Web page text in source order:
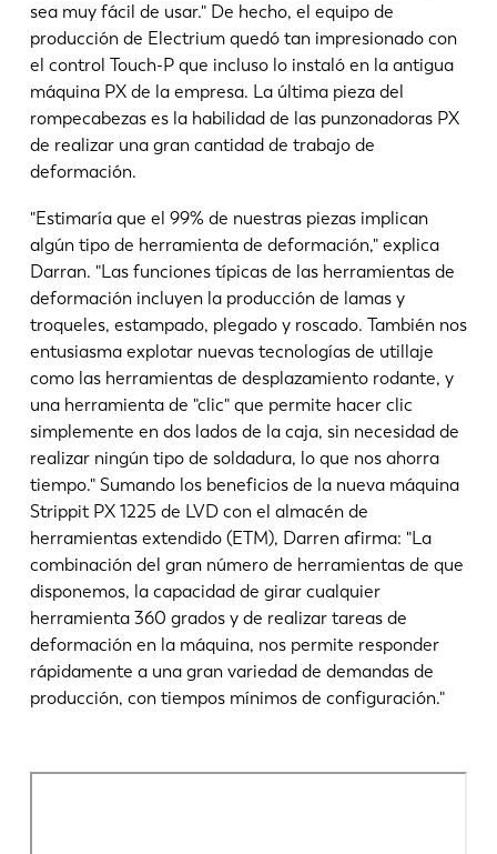
sea muy fácil de usar." De hecho, el equipo de
producción de Electrium quedó tan impresionado con
el control Touch-P que incluso lo instaló en la antigua
máquina PX de la empresa. La última pieza del
rompecabezas es la habilidad de las punzonadoras PX
de realizar una gran cantidad de trabajo de
deformación.
"Estimaría que el 99% de nuestras piezas implican
algún tipo de herramienta de deformación," explica
Darran. "Las funciones típicas de las herramientas de
deformación incluyen la producción de lamas y
troqueles, estampado, plegado y roscado. También nos
entusiasma explotar nuevas tecnologías de utillaje
como las herramientas de desplazamiento rodante, y
una herramienta de "clic" que permite hacer clic
simplemente en dos lados de la caja, sin necesidad de
realizar ningún tipo de soldadura, lo que nos ahorra
tiempo." Sumando los beneficios de la nueva máquina
Strippit PX 1225 de LVD con el almacén de
herramientas extendido (ETM), Darren afirma: "La
combinación del gran número de herramientas de que
disponemos, la capacidad de girar cualquier
herramienta 360 grados y de realizar tareas de
deformación en la máquina, nos permite responder
rápidamente a una gran variedad de demandas de
producción, con tiempos mínimos de configuración."